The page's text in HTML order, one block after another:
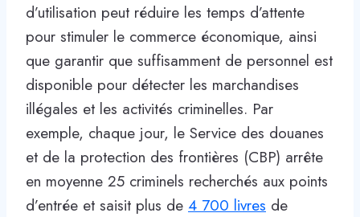
d’utilisation peut réduire les temps d’attente
pour stimuler le commerce économique, ainsi
que garantir que suffisamment de personnel est
disponible pour détecter les marchandises
illégales et les activités criminelles. Par
exemple, chaque jour, le Service des douanes
et de la protection des frontières (CBP) arrête
en moyenne 25 criminels recherchés aux points
d’entrée et saisit plus de 4 700 livres de